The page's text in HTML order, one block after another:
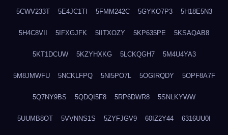
5CWV233T 5E4JC1TI 5FMM242C 5GYKO7P3 5H18E5N3
5H4C8VII 5IFXGJFK 5IITXOZY 5KP635PE 5KSAQAB8
5KT1DCUW 5KZYHXKG 5LCKQGH7 5M4U4YA3
5M8JMWFU 5NCKLFPQ 5NI5PO7L 5OGIRQDY 5OPF8A7F
5Q7NY9BS 5QDQI5F8 5RP6DWR8 5SNLKYWW
5UUMB8OT 5VVNNS1S 5ZYFJGV9 60IZ2Y44 6316UU0I